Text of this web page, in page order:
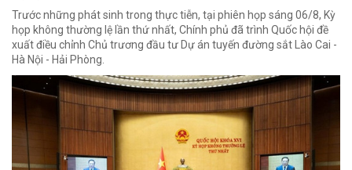
Trước những phát sinh trong thực tiễn, tại phiên họp sáng 06/8, Kỳ
họp không thường lệ lần thứ nhất, Chính phủ đã trình Quốc hội đề
xuất điều chỉnh Chủ trương đầu tư Dự án tuyến đường sắt Lào Cai -
Hà Nội - Hải Phòng.